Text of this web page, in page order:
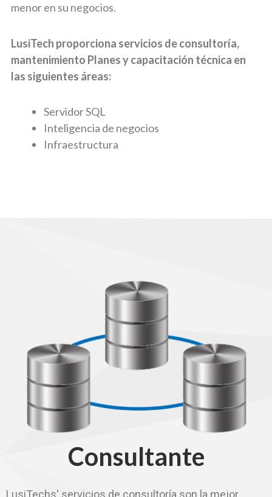
menor en su negocios.
LusiTech proporciona servicios de consultoría,
mantenimiento Planes y capacitación técnica en
las siguientes áreas:
Servidor SQL
Inteligencia de negocios
Infraestructura
Consultante
LusiTechs' servicios de consultoría son la mejor